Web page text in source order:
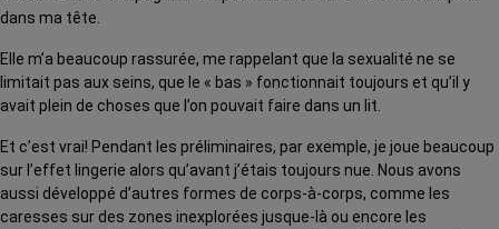
dans ma tête.
Elle m’a beaucoup rassurée, me rappelant que la sexualité ne se
limitait pas aux seins, que le « bas » fonctionnait toujours et qu’il y
avait plein de choses que l’on pouvait faire dans un lit.
Et c’est vrai! Pendant les préliminaires, par exemple, je joue beaucoup
sur l’effet lingerie alors qu’avant j’étais toujours nue. Nous avons
aussi développé d’autres formes de corps-à-corps, comme les
caresses sur des zones inexplorées jusque-là ou encore les